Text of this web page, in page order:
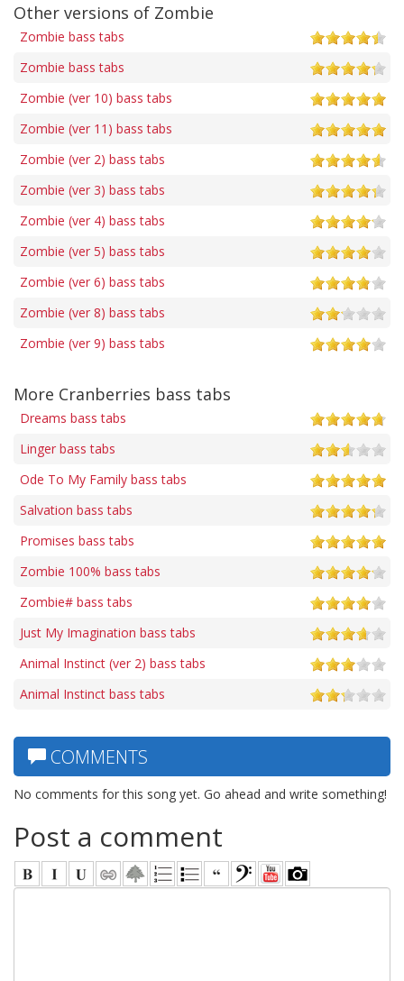
Other versions of Zombie
Zombie bass tabs
Zombie bass tabs
Zombie (ver 10) bass tabs
Zombie (ver 11) bass tabs
Zombie (ver 2) bass tabs
Zombie (ver 3) bass tabs
Zombie (ver 4) bass tabs
Zombie (ver 5) bass tabs
Zombie (ver 6) bass tabs
Zombie (ver 8) bass tabs
Zombie (ver 9) bass tabs
More Cranberries bass tabs
Dreams bass tabs
Linger bass tabs
Ode To My Family bass tabs
Salvation bass tabs
Promises bass tabs
Zombie 100% bass tabs
Zombie# bass tabs
Just My Imagination bass tabs
Animal Instinct (ver 2) bass tabs
Animal Instinct bass tabs
COMMENTS
No comments for this song yet. Go ahead and write something!
Post a comment